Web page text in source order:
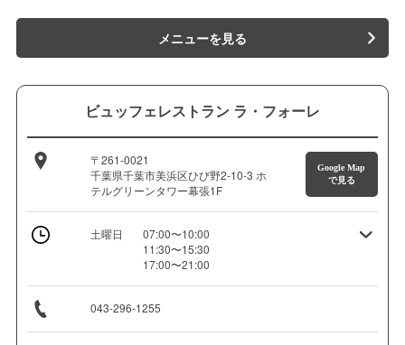
メニューを見る
ビュッフェレストラン ラ・フォーレ
〒261-0021
千葉県千葉市美浜区ひび野2-10-3 ホ
テルグリーンタワー幕張1F
Google Map
で見る
土曜日
07:00〜10:00
11:30〜15:30
17:00〜21:00
043-296-1255